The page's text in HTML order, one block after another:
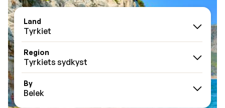
Land
Tyrkiet
Region
Tyrkiets sydkyst
By
Belek